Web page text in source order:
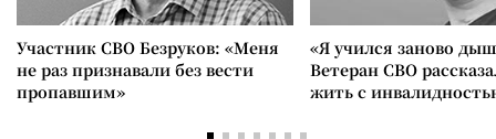
Участник СВО Безруков: «Меня
не раз признавали без вести
пропавшим»
«Я учился заново
Ветеран СВО
жить с